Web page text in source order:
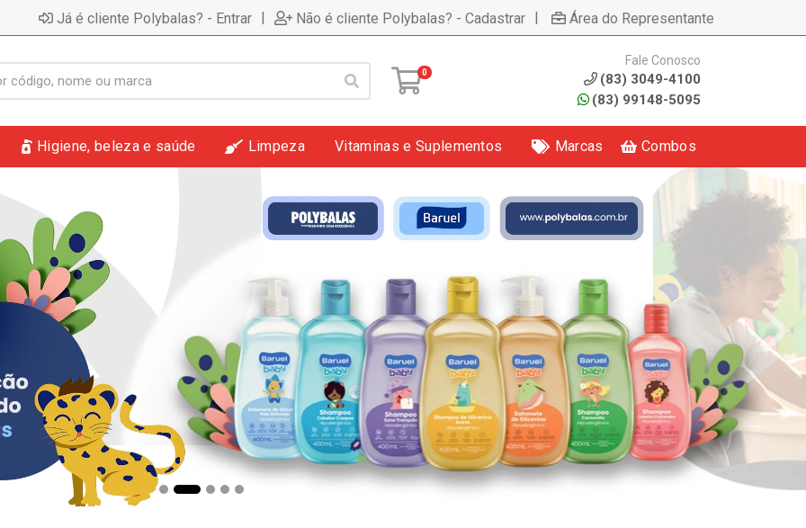
Já é cliente Polybalas? - Entrar | Não é cliente Polybalas? - Cadastrar | Área do Representante
0
Fale Conosco
(83) 3049-4100
(83) 99148-5095
Higiene, beleza e saúde Limpeza Vitaminas e Suplementos Marcas Combos